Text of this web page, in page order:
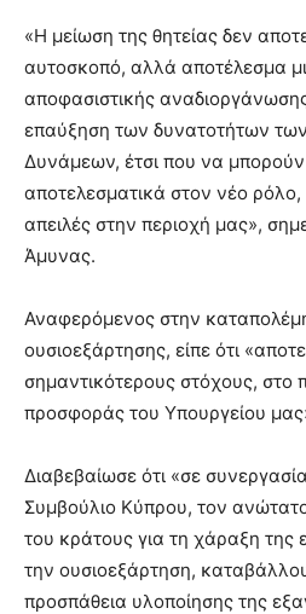
«Η μείωση της θητείας δεν
αυτοσκοπό, αλλά αποτέλεσμα
αποφασιστικής
επαύξηση των δυνατοτήτων
Δυνάμεων, έτσι που να
αποτελεσματικά στον νέο ρόλο,
απειλές στην περιοχή μας»,
Άμυνας.
Αναφερόμενος στην
ουσιοεξάρτησης, είπε ότι
σημαντικότερους στόχους, στο
προσφοράς του Υπουργείου
Διαβεβαίωσε ότι «σε
Συμβούλιο Κύπρου, τον
του κράτους για τη χάραξη της
την ουσιοεξάρτηση,
προσπάθεια υλοποίησης της